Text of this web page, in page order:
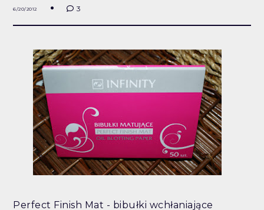
6/20/2012 3
Perfect Finish Mat - bibułki wchłaniające